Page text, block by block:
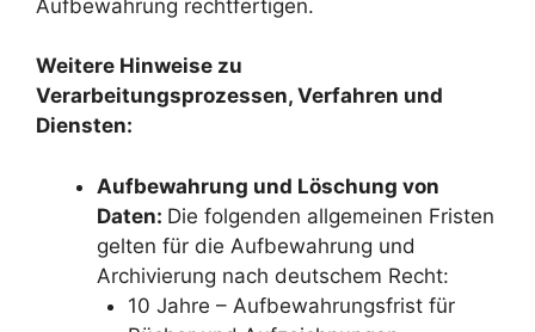
Aufbewahrung rechtfertigen.
Weitere Hinweise zu
Verarbeitungsprozessen, Verfahren und
Diensten:
Aufbewahrung und Löschung von
Daten: Die folgenden allgemeinen Fristen
gelten für die Aufbewahrung und
Archivierung nach deutschem Recht:
10 Jahre – Aufbewahrungsfrist für